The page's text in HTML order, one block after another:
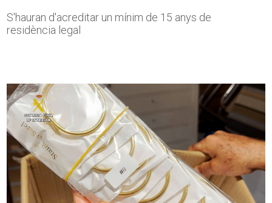
S'hauran d'acreditar un mínim de 15 anys de
residència legal